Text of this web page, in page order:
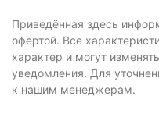
Приведённая здесь
офертой. Все
характер и могут
уведомления. Для
к нашим менеджерам.